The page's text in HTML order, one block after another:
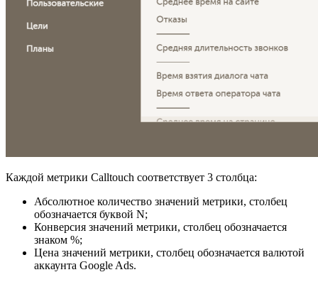
Каждой метрики Calltouch соответствует 3 столбца:
Абсолютное количество значений метрики, столбец
обозначается буквой N;
Конверсия значений метрики, столбец обозначается
знаком %;
Цена значений метрики, столбец обозначается валютой
аккаунта Google Ads.